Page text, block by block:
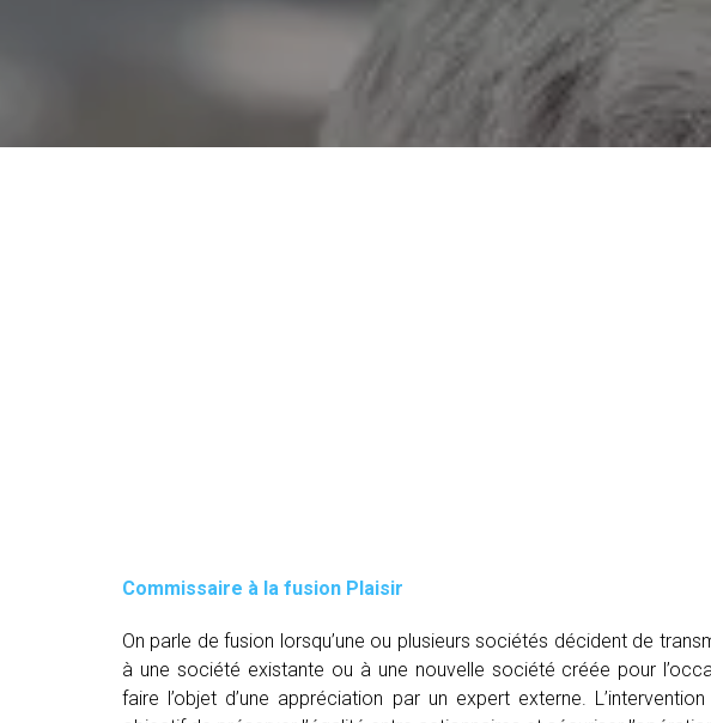
Commissaire à la fusion Plaisir
On parle de fusion lorsqu’une ou plusieurs sociétés décident de
à une société existante ou à une nouvelle société créée pour
faire l’objet d’une appréciation par un expert externe.